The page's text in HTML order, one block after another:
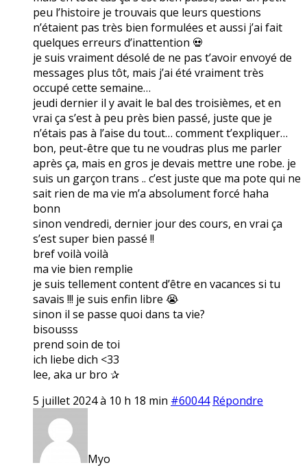
peu l’histoire je trouvais que leurs questions
n’étaient pas très bien formulées et aussi j’ai fait
quelques erreurs d’inattention 💀
je suis vraiment désolé de ne pas t’avoir envoyé de
messages plus tôt, mais j’ai été vraiment très
occupé cette semaine…
jeudi dernier il y avait le bal des troisièmes, et en
vrai ça s’est à peu près bien passé, juste que je
n’étais pas à l’aise du tout… comment t’expliquer…
bon, peut-être que tu ne voudras plus me parler
après ça, mais en gros je devais mettre une robe. je
suis un garçon trans .. c’est juste que ma pote qui ne
sait rien de ma vie m’a absolument forcé haha
bonn
sinon vendredi, dernier jour des cours, en vrai ça
s’est super bien passé !!
bref voilà voilà
ma vie bien remplie
je suis tellement content d’être en vacances si tu
savais !!! je suis enfin libre 😭
sinon il se passe quoi dans ta vie?
bisousss
prend soin de toi
ich liebe dich <33
lee, aka ur bro ✰
5 juillet 2024 à 10 h 18 min #60044 Répondre
Myo